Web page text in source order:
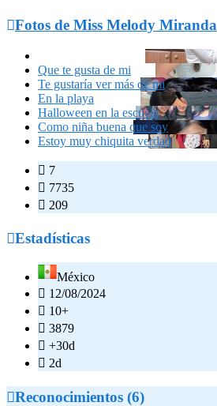
Fotos de Miss Melody Miranda
Que te gusta de mi
Te gustaría ver más de mi
En la playa
Halloween en la escuela
Como niña buena que soy
Estoy muy chiquita verdad
 7
 7735
 209
Estadísticas
México
 12/08/2024
 10+
 3879
 +30d
 2d
Reconocimientos (6)